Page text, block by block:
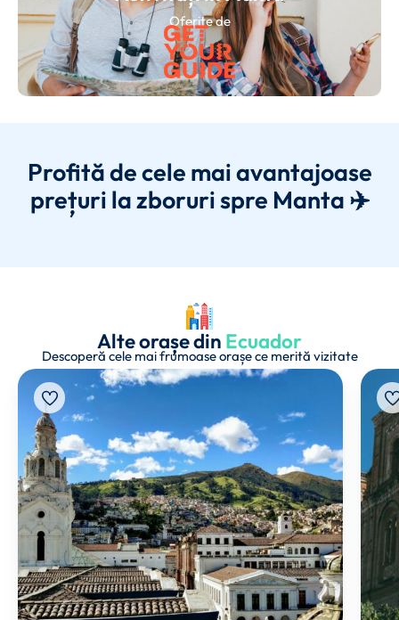
Oferite de
Profită de cele mai avantajoase
prețuri la zboruri spre Manta ✈️
Alte orașe din Ecuador
Descoperă cele mai frumoase orașe ce merită vizitate